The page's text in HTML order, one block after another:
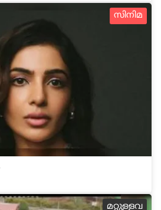
സിനിമ
മറ്റുള്ളവ